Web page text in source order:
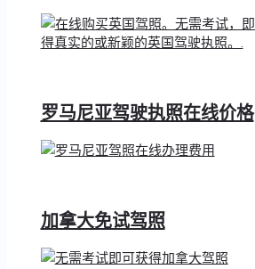
罗马尼亚驾驶执照在线价格
加拿大免试驾照